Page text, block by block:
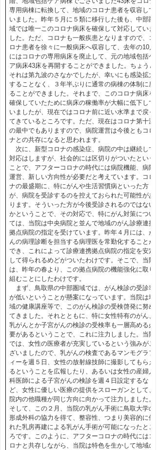
専用病棟に転換して、地域のコロナ患者を収容して
いました。昨年５月に５類に移行した後も、中部圏
域では唯一このコロナ病床を確保して対応していま
した。ただ、コロナも一般疾患となりますので、コ
ロナ患者を徐々に一般病床へ収容して、去年の10月
にはコロナの専用病床を廃止して、元の地域包括ケ
ア病床43床を再開することができました。ちょうど
それは第九波のさなかでしたが、幸いにも感染拡大
することなく、３年半ぶりに通常の病棟の体制に戻
ることができました。それまで、このコロナ病床を
確保していたために病床の稼働率が大幅に低下して
いましたが、現在ではコロナ前に近い水準まで戻っ
てきているところです。ただ、現在はコロナ第十波
の最中でもありますので、病院運営は今後ともコロ
ナとの共存になると思われます。
次に、新型コロナの感染症、病院の中は継続して
対応はしますが、社会的には区切りがついたという
ことで、アフターコロナの時代には病院機能、病院
運営、新しい方向性が必要だと考えています。コロ
ナの最盛期に、特にがんや生活習慣病といった方
が、病院を受診するのを控えておられた可能性があ
ります。そういった方が今後受診されるのではない
かということで、その対応で、特にがん対策につい
ては、当院は中央病院と並んで地域のがん診療連携
拠点病院の指定を受けています。昨年４月には、が
んの病理診断を担当する病理医を常勤化することが
でき、これによって診療連携拠点病院の指定を安定
して得られるめどがついたわけです。そこで、当院
は、昨年の春より、この拠点病院の機能強化に取り
組むことにしたわけです。
まず、鳥取県の中部圏域では、がん検診の受診率
が低いということが懸案になっています。当院は地
域の健康講座等で、このがん検診の受検啓発に努め
てきました。それとともに、特に女性特有のがん、
乳がんとか子宮がんの検診の受検率も一層高める必
要があるということで、これに注力しました。当院
では、女性の医療者が充実しているという強みがご
ざいましたので、乳がんの検査であるマンモグラフ
ィーを週５日、女性の放射線技師に撮影してもらえ
るということを広報したり、あるいは女性の産婦人
科医師による子宮がんの検診を週４日設定するな
ど、女性に優しい医療の提供をスローガンとして、
院内の他職種が同じ方向に向かって注力しました。
そして、この２月、当院の乳がん手術に鳥取大学の
形成外科の協力を得て、整容性、つまり美容的に優
れた乳房再建による乳がん手術が可能になったとこ
ろです。このように、アフターコロナの時代にはコ
ロナと共存しながら、当院は特色を生かして地域の